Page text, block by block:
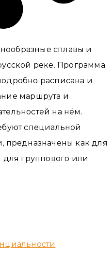
сплавы и
реке. Программа
расписана и
маршрута и
на нём.
специальной
предназначены как для
группового или